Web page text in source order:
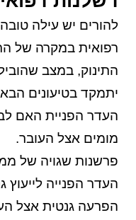
להורים יש עילה
רפואית במקרה של
התינוק, במצב
יתמקד בטיעונים
העדר הפניית האם
מומים אצל העובר.
פרשנות שגויה של
העדר הפנייה
הפרעה גנטית אצל